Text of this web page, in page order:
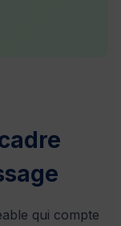
qui compte